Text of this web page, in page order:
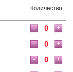
Количество
+
-
+
-
+
-